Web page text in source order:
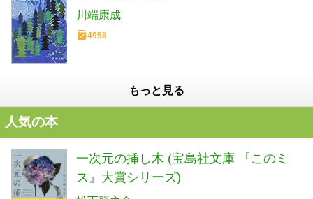
川端康成
4958
もっと見る
人気の本
一次元の挿し木 (宝島社文庫 『このミ
ス』大賞シリーズ)